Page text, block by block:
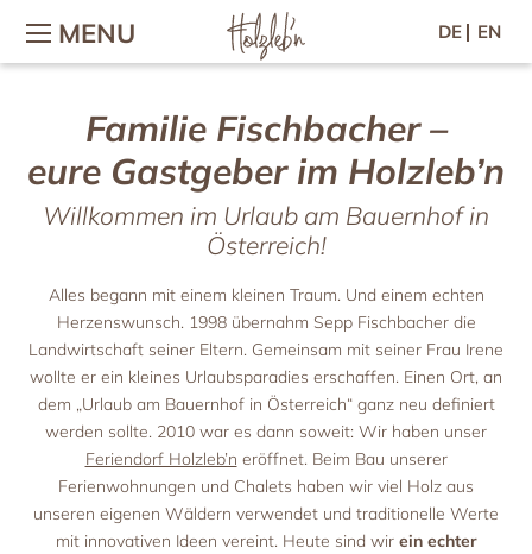
MENU DE EN
Das Feriendorf
Das Feriendorf
Dorf-Plan
Gastgeber & Team
Nachhaltigkeit
Lage & Webcam
Gut zu wissen
Chalets
Die Chalets
Ausstattung & Leistungen
Preisliste
Ferienwohnungen
Die Ferienwohnungen
Urlaub mit Familie / Kindern
Urlaub am Bauernhof
Urlaub mit Baby
Kinderabenteuer
Streichelzoo
Woodis Welt
Malvorlagen für Kinder
Urlaub zu zweit
Romantikurlaub
Urlaub mit Freunden
Gemeinsamzeit
Urlaub mit Hund
Wellness & Fitness
Wellness im Chalet
Wellnessbereich
Massage & Beauty
Fitness im Wald
Kulinarik
Frühstück
Mittag & Abend
Waldpicknick
Rezepte
Aktiv
Großarl im Sommer
Großarl im Winter
Bauernherbst
Kontakt / Lage
Kontakt & Anfahrt
Anfrage
Online-Buchung
Gutscheine
Presse
Jobs im Feriendorf
Gewinnspiel
Familie Fischbacher –
eure Gastgeber im Holzleb’n
Willkommen im Urlaub am Bauernhof in
Österreich!
Alles begann mit einem kleinen Traum. Und einem echten
Herzenswunsch. 1998 übernahm Sepp Fischbacher die
Landwirtschaft seiner Eltern. Gemeinsam mit seiner Frau Irene
wollte er ein kleines Urlaubsparadies erschaffen. Einen Ort, an
dem „Urlaub am Bauernhof in Österreich“ ganz neu definiert
werden sollte. 2010 war es dann soweit: Wir haben unser
Feriendorf Holzleb’n eröffnet. Beim Bau unserer
Ferienwohnungen und Chalets haben wir viel Holz aus
unseren eigenen Wäldern verwendet und traditionelle Werte
mit innovativen Ideen vereint. Heute sind wir ein echter